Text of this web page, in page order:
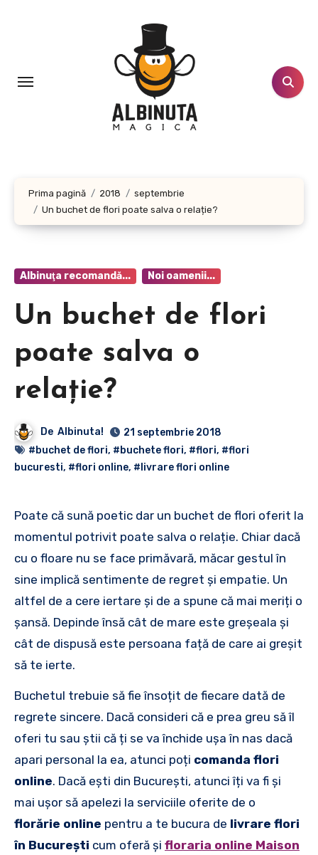
Prima pagină 2018
septembrie
Un buchet de flori poate salva o relație?
Albinuţa recomandă... Noi oamenii...
Un buchet de flori
poate salva o
relație?
De Albinuta!
21 septembrie 2018
#buchet de flori, #buchete flori, #flori, #flori
bucuresti, #flori online, #livrare flori online
Poate că sună poetic dar un buchet de flori oferit la
momentul potrivit poate salva o relație. Chiar dacă
cu o floare nu se face primăvară, măcar gestul în
sine implică sentimente de regret și empatie. Un
altfel de a cere iertare și de a spune că mai meriți o
șansă. Depinde însă cât de mare este greșeala și
cât de dispusă este persoana față de care ai greșit
să te ierte.
Buchetul trebuie să fie însoțit de fiecare dată de
regrete sincere. Dacă consideri că e prea greu să îl
oferi tu sau știi că ți se va închide ușa în nas dacă
apari personal la ea, atunci poți comanda flori
online. Dacă ești din București, atunci îți va fi și
mai ușor să apelezi la serviciile oferite de o
florărie online pentru a te bucura de livrare flori
în București cum oferă și floraria online Maison